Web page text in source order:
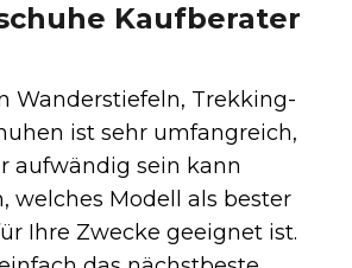
Kaufberater
Wanderstiefeln, Trekking-
ist sehr umfangreich,
aufwändig sein kann
welches Modell als bester
Ihre Zwecke geeignet ist.